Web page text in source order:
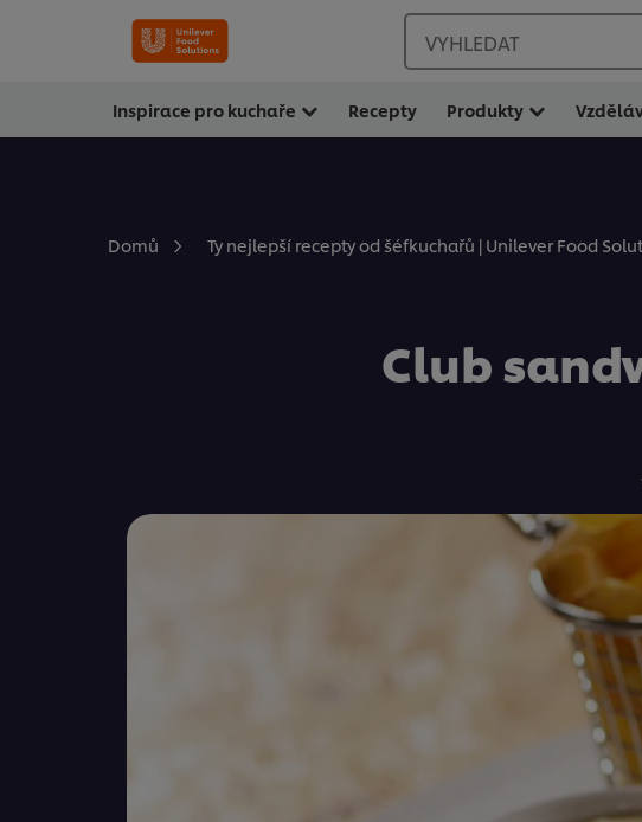
VYHLEDAT
Inspirace pro kuchaře Recepty Produkty
Domů Ty nejlepší recepty od šéfkuchařů | Unilever Food
Club